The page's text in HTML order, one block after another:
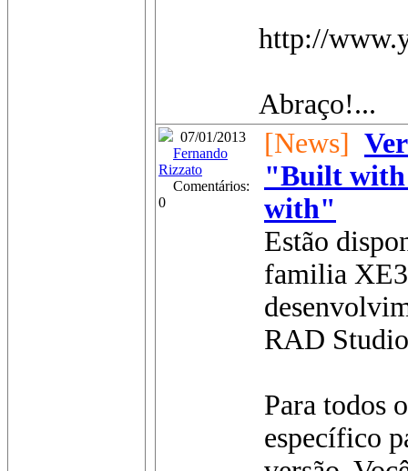
http://
Abraço!...
07/01/2013
Fernando
Rizzato
Comentários:
0
[News]
"Built
with"
Estão
familia XE3
RAD
Para todos
específico